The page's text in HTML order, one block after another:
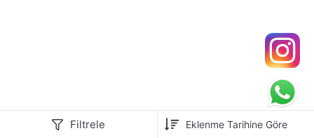
Filtrele